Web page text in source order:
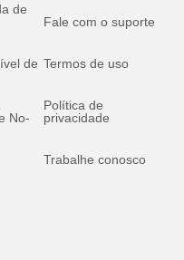
de
de
No-
Fale com o suporte
Termos de uso
Política de
privacidade
Trabalhe conosco